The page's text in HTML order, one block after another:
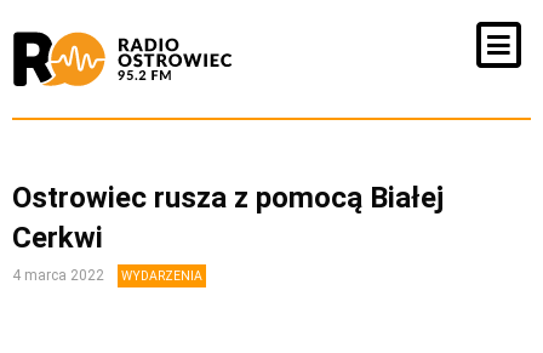
Ostrowiec rusza z pomocą Białej
Cerkwi
4 marca 2022 WYDARZENIA